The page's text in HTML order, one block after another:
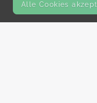
Alle Cookies